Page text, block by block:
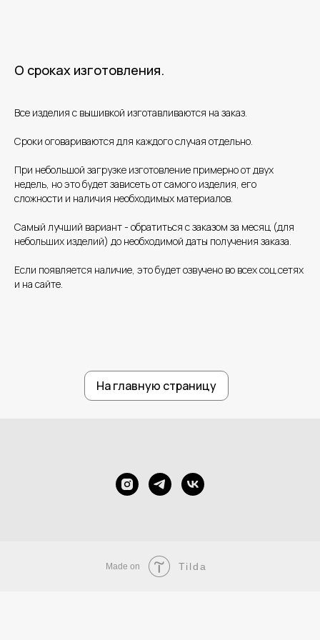
О сроках изготовления.
Все изделия с вышивкой изготавливаются на заказ.
Сроки оговариваются для каждого случая отдельно.
При небольшой загрузке изготовление примерно от двух
недель, но это будет зависеть от самого изделия, его
сложности и наличия необходимых материалов.
Самый лучший вариант - обратиться с заказом за месяц (для
небольших изделий) до необходимой даты получения заказа.
Если появляется наличие, это будет озвучено во всех соц.сетях
и на сайте.
На главную страницу
Made on Tilda